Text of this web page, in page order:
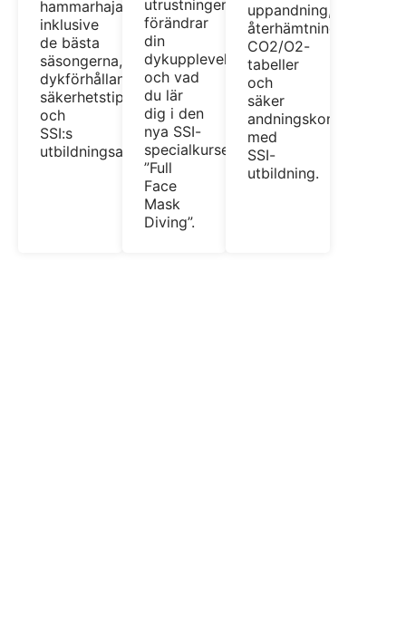
hammarhajar,
inklusive
de bästa
säsongerna,
dykförhållandena,
säkerhetstips
och
SSI:s
utbildningsalternativ.
utrustningen
förändrar
din
dykupplevelse
och vad
du lär
dig i den
nya SSI-
specialkursen
”Full
Face
Mask
Diving”.
uppandning,
återhämtningsandning,
CO2/O2-
tabeller
och
säker
andningskontroll
med
SSI-
utbildning.